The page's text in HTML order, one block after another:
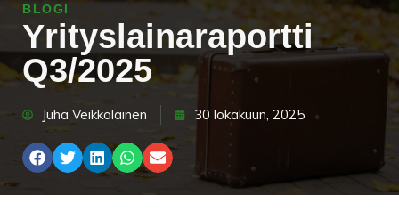
BLOGI
Yrityslainaraportti
Q3/2025
Juha Veikkolainen 30 lokakuun, 2025